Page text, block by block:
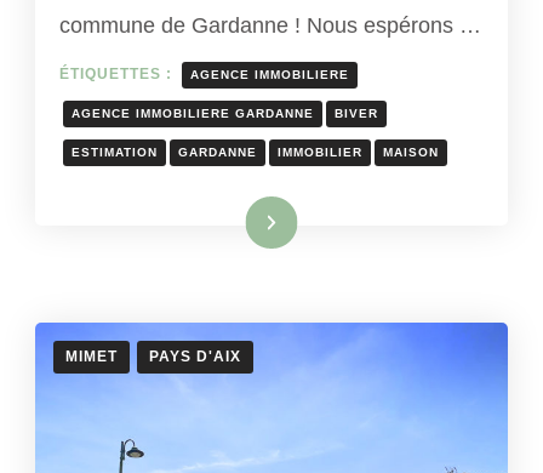
commune de Gardanne ! Nous espérons …
ÉTIQUETTES : AGENCE IMMOBILIERE
AGENCE IMMOBILIERE GARDANNE BIVER
ESTIMATION GARDANNE IMMOBILIER MAISON
Lire la suite
MIMET PAYS D'AIX